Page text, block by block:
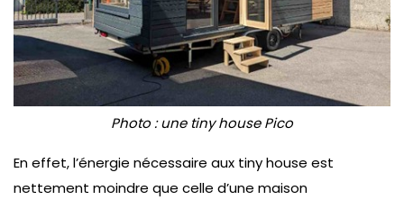
Photo : une tiny house Pico
En effet, l’énergie nécessaire aux tiny house est
nettement moindre que celle d’une maison